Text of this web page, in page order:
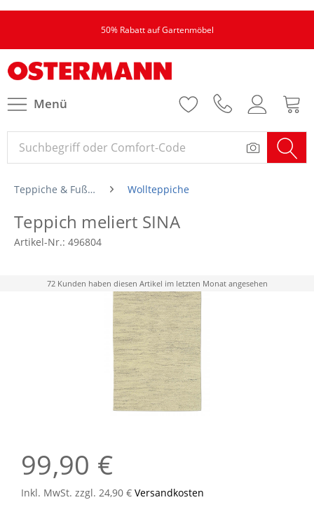
50% Rabatt auf Gartenmöbel
Menü
Teppiche & Fußmatten Wollteppiche
Teppich meliert SINA
Artikel-Nr.: 496804
72 Kunden haben diesen Artikel im letzten Monat angesehen
99,90 €
Inkl. MwSt. zzgl. 24,90 € Versandkosten